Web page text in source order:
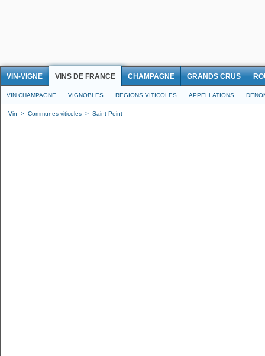
VIN-VIGNE VINS DE FRANCE CHAMPAGNE GRANDS CRUS
VIN CHAMPAGNE VIGNOBLES REGIONS VITICOLES APPELLATIONS
Vin > Communes viticoles > Saint-Point